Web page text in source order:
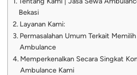
Bekasi
Layanan Kami:
Permasalahan Umum Terkait
Ambulance
Memperkenalkan Secara Singkat
Ambulance Kami